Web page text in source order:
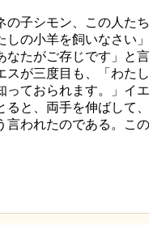
子シモン、この人た
の小羊を飼いなさい」
たがご存じです」と
が三度目も、「わた
ておられます。」イ
と、両手を伸ばして
われたのである。こ